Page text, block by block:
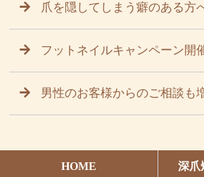
爪を隠してしまう癖のある方
フットネイルキャンペーン開
男性のお客様からのご相談も
HOME 深爪